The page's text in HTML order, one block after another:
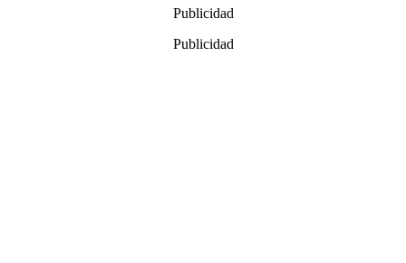
Publicidad
Publicidad